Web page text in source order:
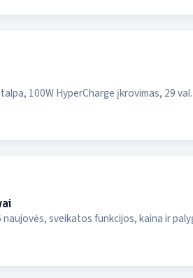
100W HyperCharge įkrovimas, 29
sveikatos funkcijos, kaina ir